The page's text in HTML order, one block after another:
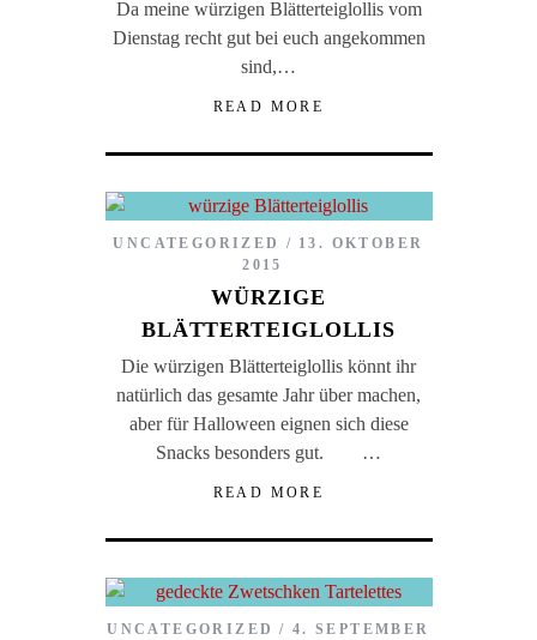
Da meine würzigen Blätterteiglollis vom
Dienstag recht gut bei euch angekommen
sind,…
READ MORE
UNCATEGORIZED
13. OKTOBER
2015
WÜRZIGE
BLÄTTERTEIGLOLLIS
Die würzigen Blätterteiglollis könnt ihr
natürlich das gesamte Jahr über machen,
aber für Halloween eignen sich diese
Snacks besonders gut. …
READ MORE
UNCATEGORIZED
4. SEPTEMBER